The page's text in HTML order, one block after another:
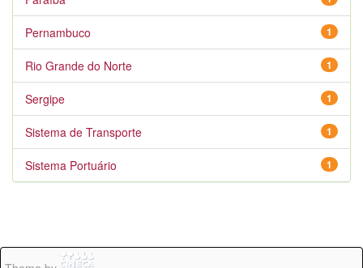
1
Pernambuco
1
Rio Grande do Norte
1
Sergipe
1
Sistema de Transporte
1
Sistema Portuário